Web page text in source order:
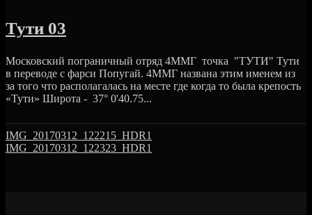
Тути 03
Московский пограничный отряд 4ММГ точка "ТУТИ" Тути
в переводе с фарси Попугай. 4ММГ названа этим именем из
за того что располагалась на месте где когда то была крепость
«Тути» Широта - 37° 0'40.75...
IMG_20170312_122215_HDR1
IMG_20170312_122323_HDR1